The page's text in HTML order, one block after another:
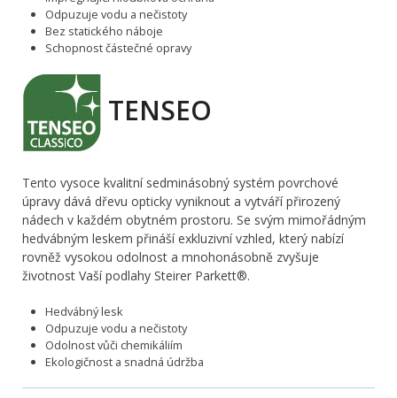
Odpuzuje vodu a nečistoty
Bez statického náboje
Schopnost částečné opravy
TENSEO
Tento vysoce kvalitní sedminásobný systém povrchové
úpravy dává dřevu opticky vyniknout a vytváří přirozený
nádech v každém obytném prostoru. Se svým mimořádným
hedvábným leskem přináší exkluzivní vzhled, který nabízí
rovněž vysokou odolnost a mnohonásobně zvyšuje
životnost Vaší podlahy Steirer Parkett®.
Hedvábný lesk
Odpuzuje vodu a nečistoty
Odolnost vůči chemikáliím
Ekologičnost a snadná údržba